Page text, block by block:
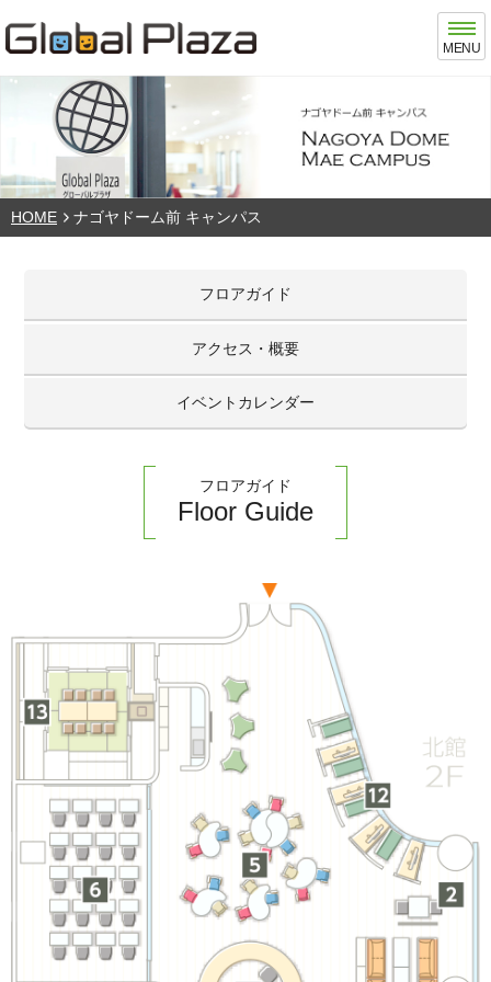
MENU
HOME ナゴヤドーム前 キャンパス
フロアガイド
アクセス・概要
イベントカレンダー
フロアガイド
Floor Guide